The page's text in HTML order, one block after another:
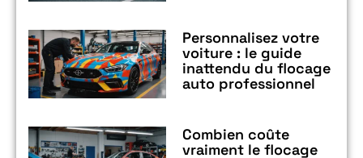
Personnalisez votre
voiture : le guide
inattendu du flocage
auto professionnel
Combien coûte
vraiment le flocage